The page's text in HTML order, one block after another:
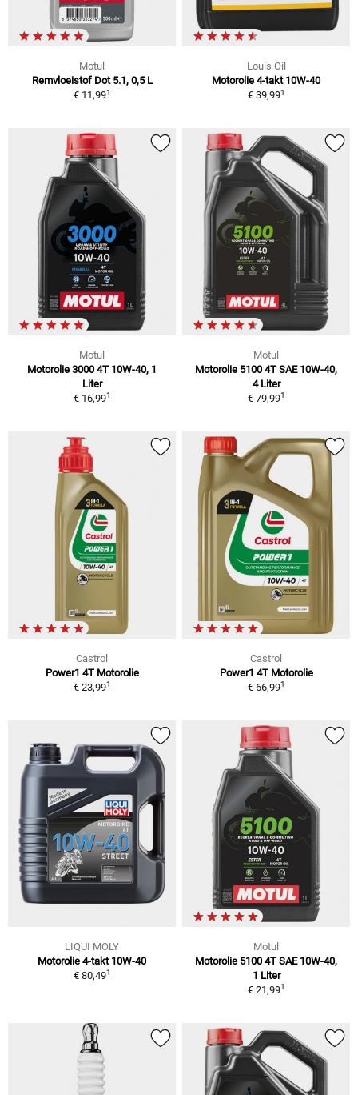
Motul
Remvloeistof Dot 5.1, 0,5 L
€ 11,991
Louis Oil
Motorolie 4-takt 10W-40
€ 39,991
Motul
Motorolie 3000 4T 10W-40, 1
Liter
€ 16,991
Motul
Motorolie 5100 4T SAE 10W-40,
4 Liter
€ 79,991
Castrol
Power1 4T Motorolie
€ 23,991
Castrol
Power1 4T Motorolie
€ 66,991
LIQUI MOLY
Motorolie 4-takt 10W-40
€ 80,491
Motul
Motorolie 5100 4T SAE 10W-40,
1 Liter
€ 21,991